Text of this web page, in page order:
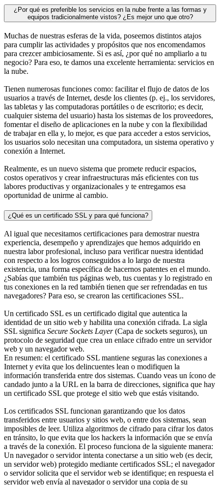
¿Por qué es preferible los servicios en la nube frente a las formas y
equipos tradicionalmente vistos? ¿Es mejor uno que otro?
Muchas de nuestras esferas de la vida, poseemos distintos atajos
para cumplir las actividades y propósitos que nos encomendamos
para crezcer ambiciosamente. Si es así, ¿por qué no ampliarlo a tu
negocio? Para eso, te damos una excelente herramienta: servicios en
la nube.
Tienen numerosas funciones como: facilitar el flujo de datos de los
usuarios a través de Internet, desde los clientes (p. ej., los servidores,
las tabletas y las computadoras portátiles o de escritorio; es decir,
cualquier sistema del usuario) hasta los sistemas de los proveedores,
fomentar el diseño de aplicaciones en la nube y con la flexibilidad
de trabajar en ella y, lo mejor, es que para acceder a estos servicios,
los usuarios solo necesitan una computadora, un sistema operativo y
conexión a Internet.
Realmente, es un nuevo sistema que promete reducir espacios,
costos operativos y crear infraestructuras más eficientes con tus
labores productivas y organizacionales y te entregamos esa
oportunidad de unirme al cambio.
¿Qué es un certificado SSL y para qué funciona?
Al igual que necesitamos certificaciones para demostrar nuestra
experiencia, desempeño y aprendizajes que hemos adquirido en
nuestra labor profesional, incluso para verificar nuestra identidad
con respecto a los logros conseguidos a lo largo de nuestra
existencia, una forma específica de hacernos patentes en el mundo.
¿Sabías que también tus páginas web, tus cuentas y lo registrado en
tus conexiones en la red también tienen que ser refrendadas en tus
navegadores? Para eso, se crearon las certificaciones SSL.
Un certificado SSL es un certificado digital que autentica la
identidad de un sitio web y habilita una conexión cifrada. La sigla
SSL significa Secure Sockets Layer(Capa de sockets seguros), un
protocolo de seguridad que crea un enlace cifrado entre un servidor
web y un navegador web.
En resumen: el certificado SSL mantiene seguras las conexiones a
Internet y evita que los delincuentes lean o modifiquen la
información transferida entre dos sistemas. Cuando veas un ícono de
candado junto a la URL en la barra de direcciones, significa que hay
un certificado SSL que protege el sitio web que estás visitando.
Los certificados SSL funcionan garantizando que los datos
transferidos entre usuarios y sitios web, o entre dos sistemas, sean
imposibles de leer. Utiliza algoritmos de cifrado para cifrar los datos
en tránsito, lo que evita que los hackers la información que se envía
a través de la conexión. El proceso funciona de la siguiente manera:
Un navegador o servidor intenta conectarse a un sitio web (es decir,
un servidor web) protegido mediante certificados SSL; el navegador
o servidor solicita que el servidor web se identifique; en respuesta el
servidor web envía al navegador o servidor una copia de su